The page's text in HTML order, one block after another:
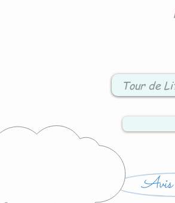
Tour de
Avis